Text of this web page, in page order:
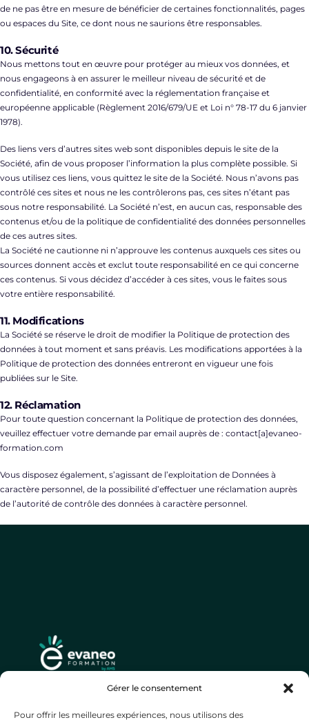
Gérer le consentement
Pour offrir les meilleures expériences, nous utilisons des
de ne pas être en mesure de bénéficier de certaines fonctionnalités, pages
ou espaces du Site, ce dont nous ne saurions être responsables.
10. Sécurité
Nous mettons tout en œuvre pour protéger au mieux vos données, et
nous engageons à en assurer le meilleur niveau de sécurité et de
confidentialité, en conformité avec la réglementation française et
européenne applicable (Règlement 2016/679/UE et Loi n° 78-17 du 6 janvier
1978).
Des liens vers d’autres sites web sont disponibles depuis le site de la
Société, afin de vous proposer l’information la plus complète possible. Si
vous utilisez ces liens, vous quittez le site de la Société. Nous n’avons pas
contrôlé ces sites et nous ne les contrôlerons pas, ces sites n’étant pas
sous notre responsabilité. La Société n’est, en aucun cas, responsable des
contenus et/ou de la politique de confidentialité des données personnelles
de ces autres sites.
La Société ne cautionne ni n’approuve les contenus auxquels ces sites ou
sources donnent accès et exclut toute responsabilité en ce qui concerne
ces contenus. Si vous décidez d’accéder à ces sites, vous le faites sous
votre entière responsabilité.
11. Modifications
La Société se réserve le droit de modifier la Politique de protection des
données à tout moment et sans préavis. Les modifications apportées à la
Politique de protection des données entreront en vigueur une fois
publiées sur le Site.
12. Réclamation
Pour toute question concernant la Politique de protection des données,
veuillez effectuer votre demande par email auprès de : contact[a]evaneo-
formation.com
Vous disposez également, s’agissant de l’exploitation de Données à
caractère personnel, de la possibilité d’effectuer une réclamation auprès
de l’autorité de contrôle des données à caractère personnel.